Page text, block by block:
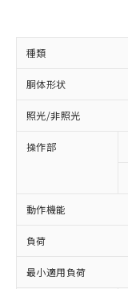
種類
胴体形状
照光/非照光
操作部
動作機能
負荷
最小適用負荷